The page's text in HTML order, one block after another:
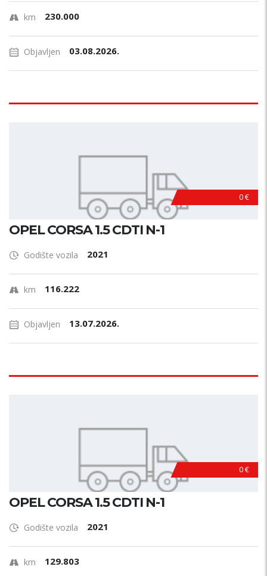
km 230.000
Objavljen 03.08.2026.
0 €
OPEL CORSA 1.5 CDTI N-1
Godište vozila 2021
km 116.222
Objavljen 13.07.2026.
0 €
OPEL CORSA 1.5 CDTI N-1
Godište vozila 2021
km 129.803